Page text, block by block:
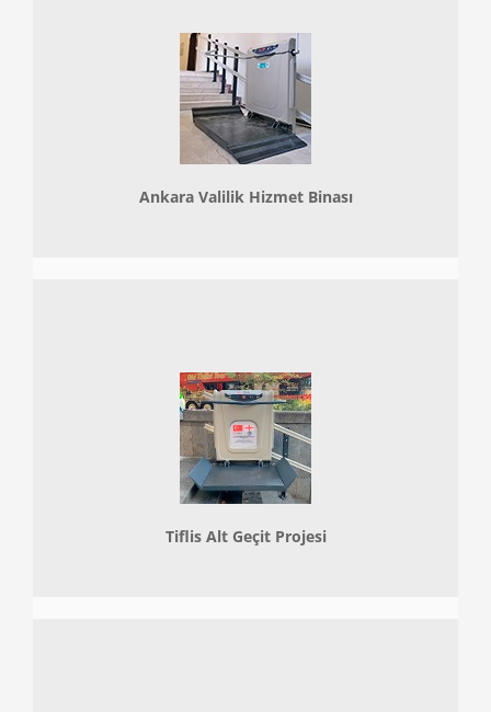
Ankara Valilik Hizmet Binası
Tiflis Alt Geçit Projesi